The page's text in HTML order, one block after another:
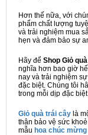
Hơn thế nữa, với
phẩm chất lượng
và trải nghiệm mua
hẹn và đảm bảo sự
Hãy để Shop Giỏ
nghĩa hơn bao giờ
nay và trải nghiệm
đặc biệt. Chúng tôi
trong mỗi dịp đặc
Giỏ quà trái cây là
thân bảo vệ sức
mẫu hoa chúc mừng